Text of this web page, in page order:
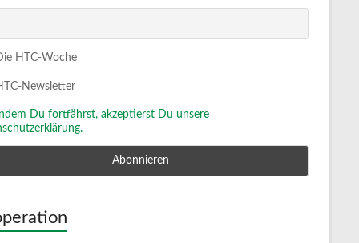
HTC-Woche
Newsletter
Indem Du fortfährst, akzeptierst Du unsere